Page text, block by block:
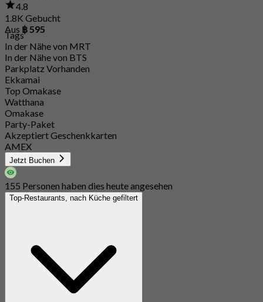
4.8
1.8K Gebucht
Aus ฿ 595
Tags
In der Nähe von MRT
In der Nähe von BTS
Parkplatz Vorhanden
Ekkamai
Top Omakase
Watthana
Omakase
Party-Paket
Akzeptiert Geschenkkarten
AMEX
Jetzt Buchen
155 Personen haben dies heute angesehen
Top-Restaurants, nach Küche gefiltert